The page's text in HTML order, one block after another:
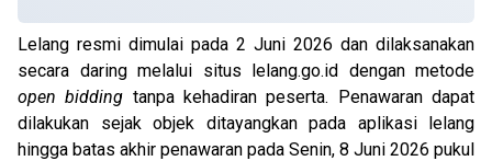
Lelang resmi dimulai pada 2 Juni 2026 dan dilaksanakan
secara daring melalui situs lelang.go.id dengan metode
open bidding tanpa kehadiran peserta. Penawaran dapat
dilakukan sejak objek ditayangkan pada aplikasi lelang
hingga batas akhir penawaran pada Senin, 8 Juni 2026 pukul